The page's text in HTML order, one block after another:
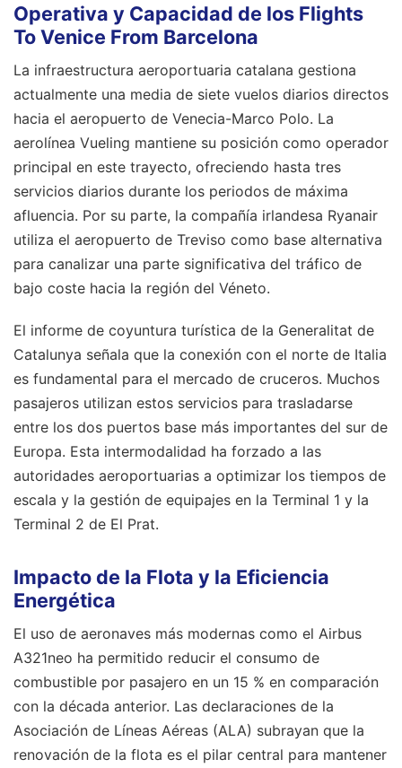
Operativa y Capacidad de los Flights
To Venice From Barcelona
La infraestructura aeroportuaria catalana gestiona
actualmente una media de siete vuelos diarios directos
hacia el aeropuerto de Venecia-Marco Polo. La
aerolínea Vueling mantiene su posición como operador
principal en este trayecto, ofreciendo hasta tres
servicios diarios durante los periodos de máxima
afluencia. Por su parte, la compañía irlandesa Ryanair
utiliza el aeropuerto de Treviso como base alternativa
para canalizar una parte significativa del tráfico de
bajo coste hacia la región del Véneto.
El informe de coyuntura turística de la Generalitat de
Catalunya señala que la conexión con el norte de Italia
es fundamental para el mercado de cruceros. Muchos
pasajeros utilizan estos servicios para trasladarse
entre los dos puertos base más importantes del sur de
Europa. Esta intermodalidad ha forzado a las
autoridades aeroportuarias a optimizar los tiempos de
escala y la gestión de equipajes en la Terminal 1 y la
Terminal 2 de El Prat.
Impacto de la Flota y la Eficiencia
Energética
El uso de aeronaves más modernas como el Airbus
A321neo ha permitido reducir el consumo de
combustible por pasajero en un 15 % en comparación
con la década anterior. Las declaraciones de la
Asociación de Líneas Aéreas (ALA) subrayan que la
renovación de la flota es el pilar central para mantener